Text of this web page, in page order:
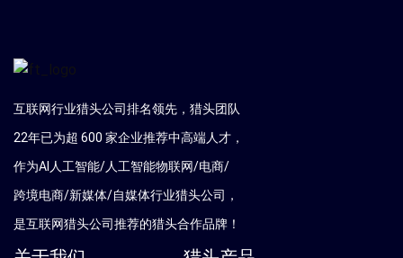
互联网行业猎头公司排名领先，猎头团队
22年已为超 600 家企业推荐中高端人才，
作为AI人工智能/人工智能物联网/电商/
跨境电商/新媒体/自媒体行业猎头公司，
是互联网猎头公司推荐的猎头合作品牌！